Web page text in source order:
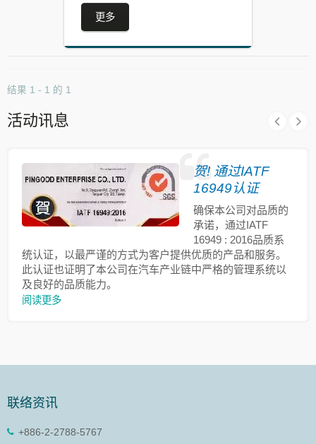
更多
结果 1 - 1 的 1
活动讯息
贺! 通过IATF
16949认证
确保本公司对品质的
承诺，通过IATF
16949 : 2016品质系
统认证，以最严谨的方式为客户提供优质的产品和服务。
此认证也证明了本公司在汽车产业链中严格的管理系统以
及良好的品质能力。
阅读更多
联络资讯
+886-2-2788-5767